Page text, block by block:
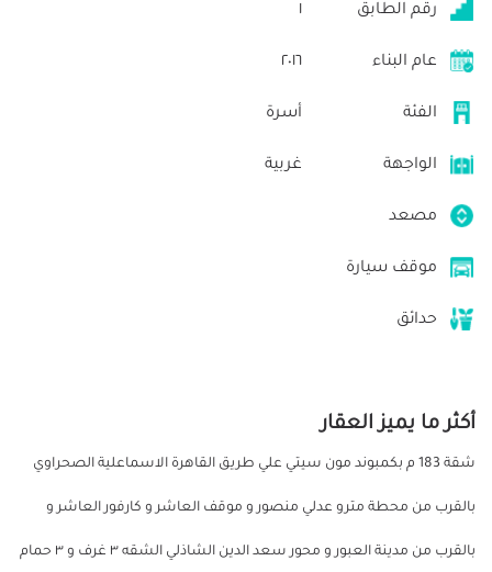
رقم الطابق ١
عام البناء ٢٠١٦
الفئة أسرة
الواجهة غربية
مصعد
موقف سيارة
حدائق
أكثر ما يميز العقار
شقة 183 م بكمبوند مون سيتي علي طريق القاهرة الاسماعلية الصحراوي
بالقرب من محطة مترو عدلي منصور و موقف العاشر و كارفور العاشر و
بالقرب من مدينة العبور و محور سعد الدين الشاذلي الشقه ٣ غرف و ٣ حمام